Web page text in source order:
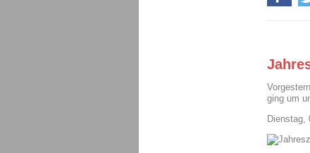
ging um
Dienstag,